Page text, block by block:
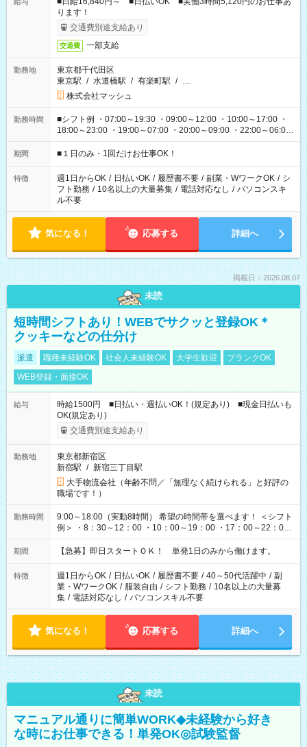
ります！
交通費別途支給あり
交通費 一部支給
勤務地
東京都千代田区
東京駅 / 水道橋駅 / 有楽町駅 / …
株式会社マッシュ
勤務時間
■シフト例 ・07:00～19:30 ・09:00～12:00 ・10:00～17:00 ・
18:00～23:00 ・19:00～07:00 ・20:00～09:00 ・22:00～06:00
etc ★最短で3時間で5,120円のお仕事から 15時間で2万円近く稼
げるお仕事も！ ご希望のお時間に合わせてご紹介！ ※シフトは
ください！
期間 ■１日のみ・1回だけお仕事OK！
特徴 週1日からOK / 日払いOK / 履歴書不要 / 副業・WワークOK / シ
フト勤務 / 10名以上の大量募集 / 電話対応なし / パソコンスキ
ル不要
気になる！ 応募する 詳細へ
掲載日：2026.08.07
未読
短時間シフトあり！WEBでサクッと登録OK＊
クッキーなどの仕分け
派遣 職種未経験OK 社会人未経験OK 大学生歓迎
ブランクOK
WEB登録・面接OK
給与
時給1500円 ■日払い・週払いOK！(規定あり) ■現金日払いも
OK(規定あり)
交通費別途支給あり
勤務地
東京都新宿区
新宿駅 / 新宿三丁目駅
大手物流会社（年齢不問／「無理なく続けられる」と好評の
職場です！）
勤務時間
9:00～18:00（実動8時間） 希望の時間帯を選べます！ ＜シフト
例＞ ・8：30～12：00 ・10：00～19：00 ・17：00～22：00
・13：00～22：00 ・22：00～翌6：00 など
期間 【急募】即日スタートＯＫ！ 単発1日のみから働けます。
特徴 週1日からOK / 日払いOK / 履歴書不要 / 40～50代活躍中 / 副
業・WワークOK / 服装自由 / シフト勤務 / 10名以上の大量募
集 / 電話対応なし / パソコンスキル不要
気になる！ 応募する 詳細へ
未読
マニュアル通りに簡単WORK◆未経験から好き
な時にお仕事できる！単発OK◎試験監督